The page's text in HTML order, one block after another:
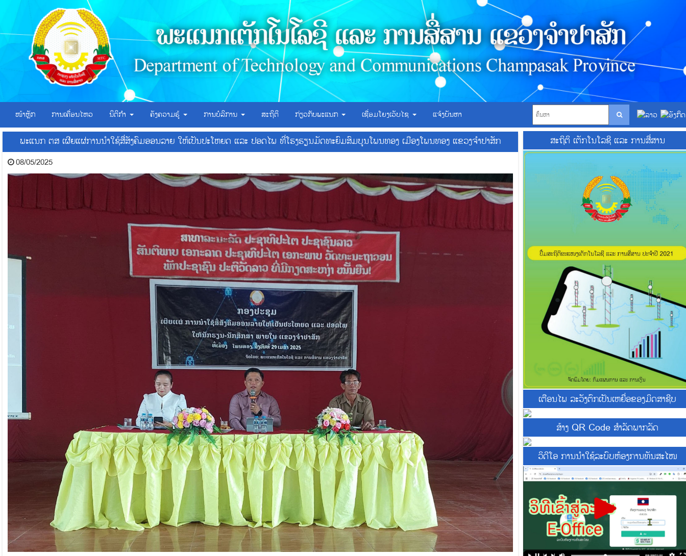
ໜ້າຫຼັກ ການເຄື່ອນໄຫວ ນິຕິກຳ ຄັງຄວາມຮູ້ ການບໍລິການ ສະຖິຕິ ກ່ຽວກັບພະແນກ ເຊື່ອມໂຍງເວັບໄຊ ແຈ້ງບັນຫາ
ພະແນກ ຕສ ເຜີຍແຜ່ການນໍາໃຊ້ສື່ສັງຄົມອອນລາຍ ໃຫ້ເປັນປະໂຫຍດ ແລະ ປອດໄພ ທີ່ໂຮງຮຽນມັດທະຍົມສົມບູນໂພນທອງ ເມືອງໂພນທອງ ແຂວງຈຳປາສັກ
08/05/2025
ສະຖິຕິ ເຕັກໂນໂລຊີ ແລະ ການສື່ສານ
ເຕືອນໄພ ລະວັງຕົກເປັນເຫຍື່ອຂອງມິດສາຊີບ
ສ້າງ QR Code ສຳລັດພາກລັດ
ວິດີໂອ ການນຳໃຊ້ລະບົບຫ້ອງການທັນສະໄໜ